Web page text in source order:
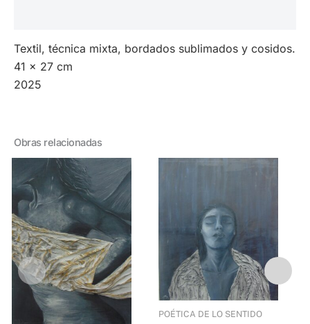
Textil, técnica mixta, bordados sublimados y cosidos.
41 x 27 cm
2025
Obras relacionadas
POÉTICA DE LO SENTIDO